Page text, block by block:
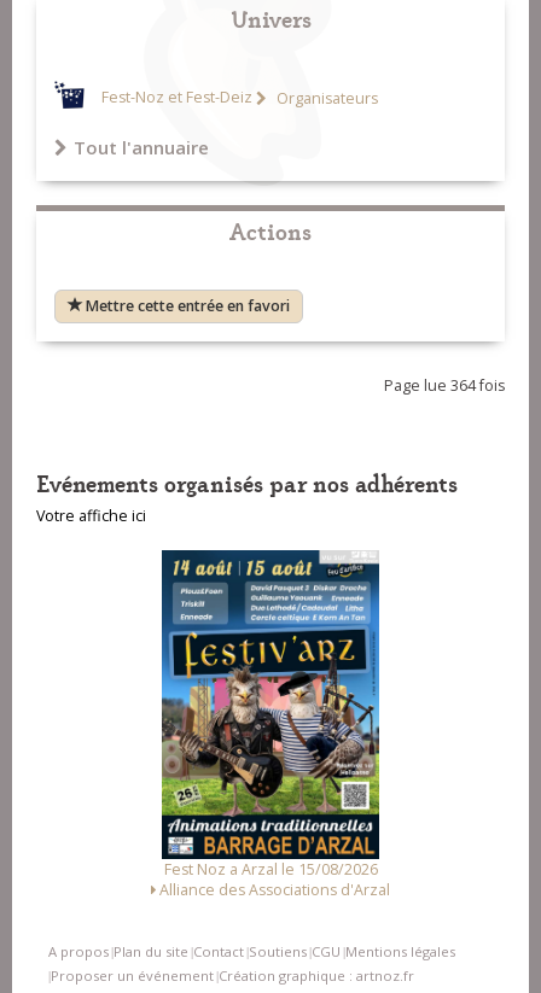
Univers
Fest-Noz et Fest-Deiz Organisateurs
Tout l'annuaire
Actions
Mettre cette entrée en favori
Page lue 364 fois
Evénements organisés par nos adhérents
Votre affiche ici
Fest Noz a Arzal le 15/08/2026
Alliance des Associations d'Arzal
A propos Plan du site Contact Soutiens CGU Mentions légales
Proposer un événement Création graphique : artnoz.fr